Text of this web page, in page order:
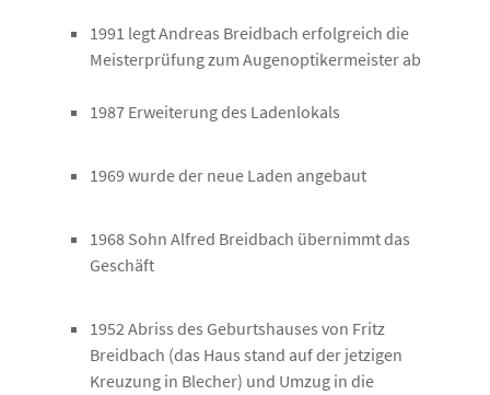
1991 legt Andreas Breidbach erfolgreich die
Meisterprüfung zum Augenoptikermeister ab
1987 Erweiterung des Ladenlokals
1969 wurde der neue Laden angebaut
1968 Sohn Alfred Breidbach übernimmt das
Geschäft
1952 Abriss des Geburtshauses von Fritz
Breidbach (das Haus stand auf der jetzigen
Kreuzung in Blecher) und Umzug in die